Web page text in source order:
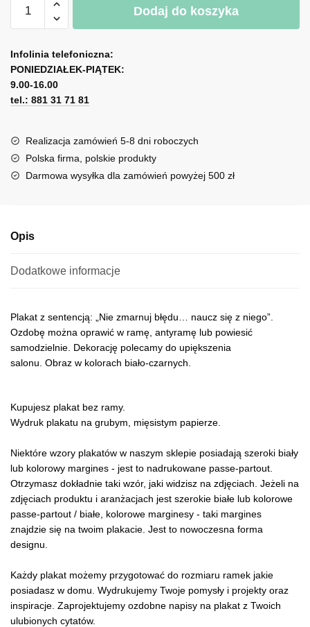
Obraz
zmarnuj
błędu...
Dodaj do koszyka
l
t
e
r
a
t
i
Infolinia telefoniczna:
PONIEDZIAŁEK-PIĄTEK:
9.00-16.00
tel.: 881 31 71 81
Realizacja zamówień 5-8 dni roboczych
Polska firma, polskie produkty
Darmowa wysyłka dla zamówień powyżej 500 zł
Opis
Dodatkowe informacje
Plakat z sentencją: „Nie zmarnuj błędu… naucz się z niego”.
Ozdobę można oprawić w ramę, antyramę lub powiesić
samodzielnie. Dekorację polecamy do upiększenia
salonu. Obraz w kolorach biało-czarnych.
Kupujesz plakat bez ramy.
Wydruk plakatu na grubym, mięsistym papierze.
Niektóre wzory plakatów w naszym sklepie posiadają szeroki biały
lub kolorowy margines - jest to nadrukowane passe-partout.
Otrzymasz dokładnie taki wzór, jaki widzisz na zdjęciach. Jeżeli na
zdjęciach produktu i aranżacjach jest szerokie białe lub kolorowe
passe-partout / białe, kolorowe marginesy - taki margines
znajdzie się na twoim plakacie. Jest to nowoczesna forma
designu.
Każdy plakat możemy przygotować do rozmiaru ramek jakie
posiadasz w domu. Wydrukujemy Twoje pomysły i projekty oraz
inspiracje. Zaprojektujemy ozdobne napisy na plakat z Twoich
ulubionych cytatów.